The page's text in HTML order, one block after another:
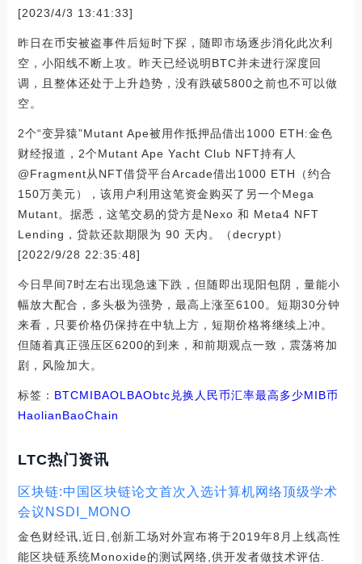
[2023/4/3 13:41:33]
昨日在币安被盗事件后短时下探，随即市场逐步消化此次利
空，小阳线不断上攻。昨天已经说明BTC并未进行深度回
调，且整体还处于上升趋势，没有跌破5800之前也不可以做
空。
2个“变异猿”Mutant Ape被用作抵押品借出1000 ETH:金色
财经报道，2个Mutant Ape Yacht Club NFT持有人
@Fragment从NFT借贷平台Arcade借出1000 ETH（约合
150万美元），该用户利用这笔资金购买了另一个Mega
Mutant。据悉，这笔交易的贷方是Nexo 和 Meta4 NFT
Lending，贷款还款期限为 90 天内。（decrypt）
[2022/9/28 22:35:48]
今日早间7时左右出现急速下跌，但随即出现阳包阴，量能小
幅放大配合，多头极为强势，最高上涨至6100。短期30分钟
来看，只要价格仍保持在中轨上方，短期价格将继续上冲。
但随着真正强压区6200的到来，和前期观点一致，震荡将加
剧，风险加大。
标签： BTCMIBAOL BAObtc兑换人民币汇率最高多少MIB币
HaolianBaoChain
LTC热门资讯
区块链:中国区块链论文首次入选计算机网络顶级学术
会议NSDI_MONO
金色财经讯,近日,创新工场对外宣布将于2019年8月上线高性
能区块链系统Monoxide的测试网络,供开发者做技术评估.